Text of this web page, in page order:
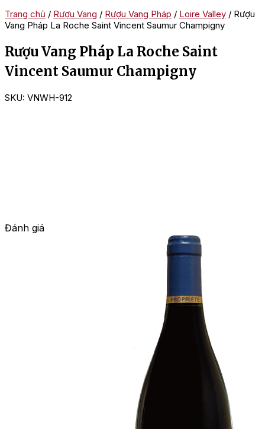
Trang chủ / Rượu Vang / Rượu Vang Pháp / Loire Valley / Rượu
Vang Pháp La Roche Saint Vincent Saumur Champigny
Rượu Vang Pháp La Roche Saint
Vincent Saumur Champigny
SKU: VNWH-912
Đánh giá